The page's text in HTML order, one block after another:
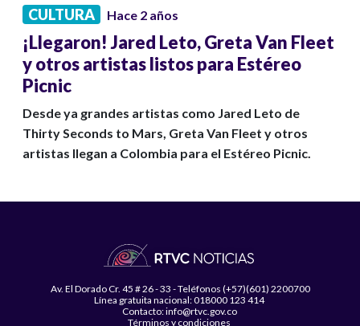
CULTURA Hace 2 años
¡Llegaron! Jared Leto, Greta Van Fleet
y otros artistas listos para Estéreo
Picnic
Desde ya grandes artistas como Jared Leto de
Thirty Seconds to Mars, Greta Van Fleet y otros
artistas llegan a Colombia para el Estéreo Picnic.
Av. El Dorado Cr. 45 # 26 - 33 - Teléfonos (+57)(601) 2200700
Línea gratuita nacional: 018000 123 414
Contacto: info@rtvc.gov.co
Términos y condiciones